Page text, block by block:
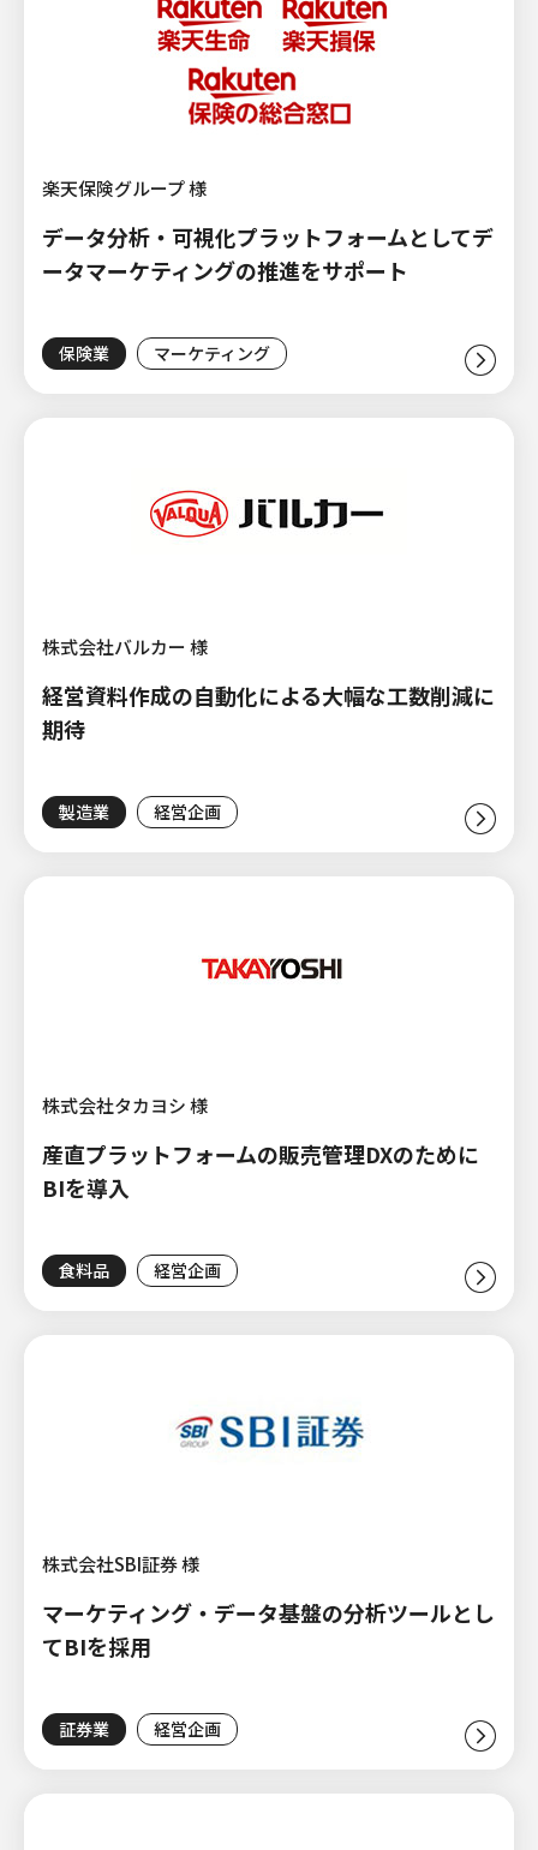
楽天保険グループ 様
データ分析・可視化プラットフォームとしてデ
ータマーケティングの推進をサポート
保険業 マーケティング
株式会社バルカー 様
経営資料作成の自動化による大幅な工数削減に
期待
製造業 経営企画
株式会社タカヨシ 様
産直プラットフォームの販売管理DXのために
BIを導入
食料品 経営企画
株式会社SBI証券 様
マーケティング・データ基盤の分析ツールとし
てBIを採用
証券業 経営企画